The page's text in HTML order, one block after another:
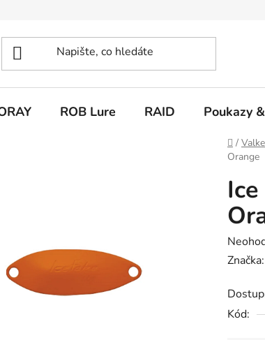
ROB Lure RAID Poukazy
Domů
/
Orange
je
0,0
Značka:
Kód: